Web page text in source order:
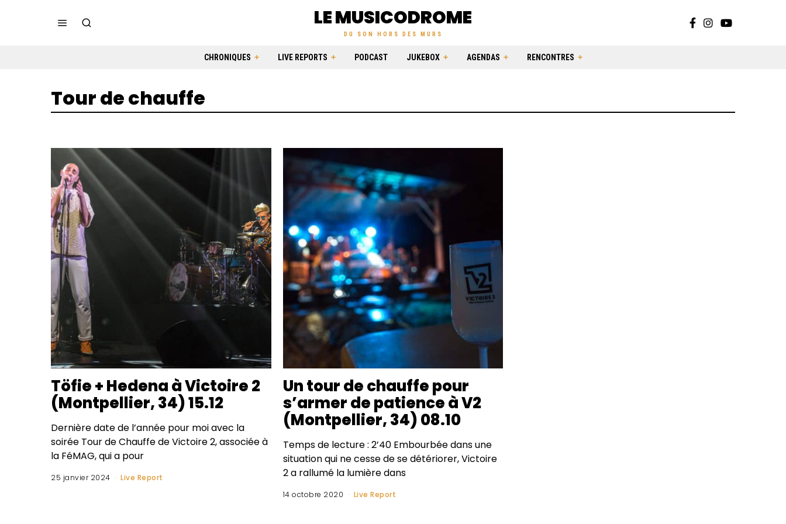
LE MUSICODROME
DU SON HORS DES MURS
CHRONIQUES LIVE REPORTS PODCAST JUKEBOX AGENDAS RENCONTRES
Tour de chauffe
Töfie + Hedena à Victoire 2
(Montpellier, 34) 15.12
Dernière date de l’année pour moi avec la
soirée Tour de Chauffe de Victoire 2, associée à
la FéMAG, qui a pour
25 janvier 2024 Live Report
Un tour de chauffe pour
s’armer de patience à V2
(Montpellier, 34) 08.10
Temps de lecture : 2’40 Embourbée dans une
situation qui ne cesse de se détériorer, Victoire
2 a rallumé la lumière dans
14 octobre 2020 Live Report